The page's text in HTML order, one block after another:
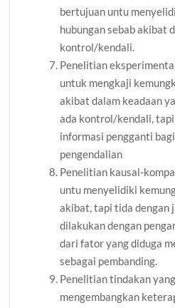
bertujuan untu
hubungan sebab akibat
kontrol/kendali.
Penelitian
untuk mengkaji
akibat dalam keadaan
ada kontrol/kendali,
informasi pengganti
pengendalian
Penelitian kausal-
untu menyelidiki
akibat, tapi tida dengan
dilakukan dengan
dari fator yang diduga
sebagai pembanding.
Penelitian tindakan
mengembangkan